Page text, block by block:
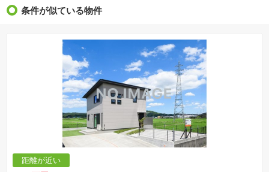
※価格更新：物件価格が変更された日から１週間表示されます。
※建築条件土地の情報内に掲載されている、建物プラン例は、土地購入者の設計プランの参考
の一例であって、プランの採用可否は任意です。
※土地（建築条件なし）で「建物プラン例」が表記してある時、そのプラン例は特定の建築請
負会社によるもので、当該建築請負会社以外で建てた場合、同様のものが同価格で建てられる
とは限りません。また建築請負会社を特定するものではありません。
※建築条件付き土地とは、その土地に建築する建物の建築請負契約が、一定期間内に成立する
ことを条件として売買される土地のことをいいます。建築請負契約成立に向けて設計プランを
協議するため、土地購入者が自己の希望する建物の設計協議をするために必要な相当の期間の
交渉期間が設定され、その期間内で希望を満たすプランが実現できたかどうかにより結論を出
します。なお、この期間は概ね3ヶ月程度とされています。納得のいくプランが出来ず、建築請
負契約が成立しない場合、土地売買契約は白紙に戻り、土地契約にかかった代金（土地代金、
手付金など）は名目のいかんに関わらず、全て返却されます。
※課税対象物件の「価格」や「費用等」は消費税込みの「総額表示」で統一しています。
※「本体価格」とは、課税対象物件においては「消費税を除いた建物価格」と「土地価格」の
合計額を指します。
条件が似ている物件
距離が近い